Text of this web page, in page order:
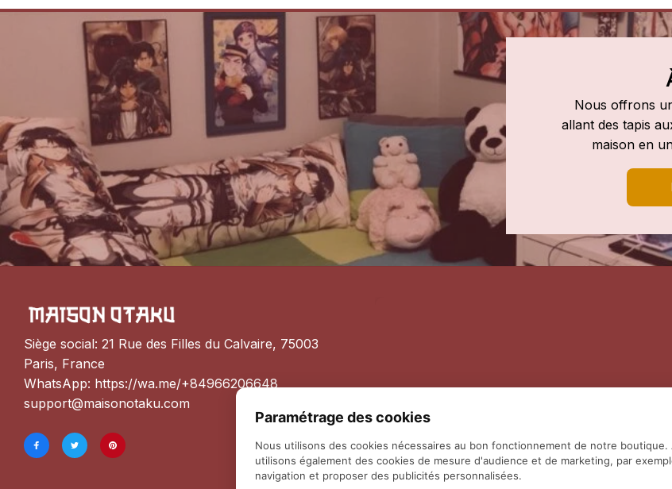
Nous offrons
allant des tapis
maison en
Siège social: 21 Rue des Filles du Calvaire, 75003
Paris, France
WhatsApp: https://wa.me/+84966206648
support@maisonotaku.com
Paramétrage des cookies
Nous utilisons des cookies nécessaires au bon fonctionnement de notre boutique.
utilisons également des cookies de mesure d'audience et de marketing, par
navigation et proposer des publicités personnalisées.